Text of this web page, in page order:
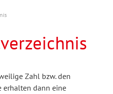
Zahl bzw. den
erhalten dann eine